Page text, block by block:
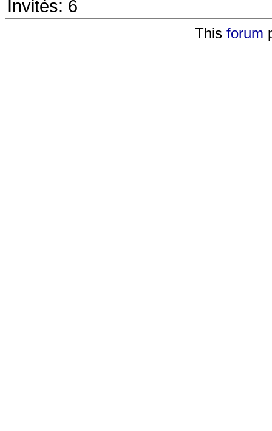
Invités: 6
This forum